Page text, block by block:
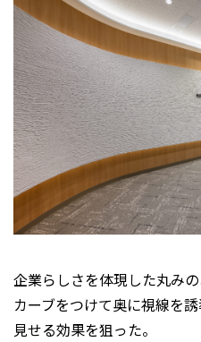
企業らしさを体現した丸みの
カーブをつけて奥に視線を
見せる効果を狙った。